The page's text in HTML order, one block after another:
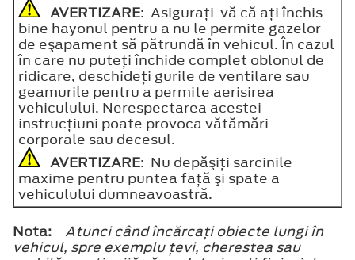
AVERTIZARE: Asiguraţi-vă că aţi închis
bine hayonul pentru a nu le permite gazelor
de eşapament să pătrundă în vehicul. În cazul
în care nu puteţi închide complet oblonul de
ridicare, deschideţi gurile de ventilare sau
geamurile pentru a permite aerisirea
vehiculului. Nerespectarea acestei
instrucţiuni poate provoca vătămări
corporale sau decesul.
AVERTIZARE: Nu depăşiţi sarcinile
maxime pentru puntea faţă şi spate a
vehiculului dumneavoastră.
Nota:
Atunci când încărcaţi obiecte lungi în
vehicul, spre exemplu ţevi, cherestea sau